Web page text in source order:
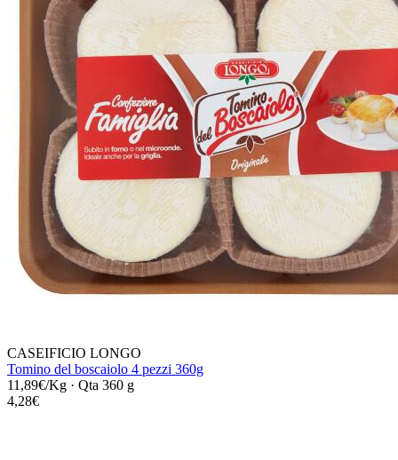
CASEIFICIO LONGO
Tomino del boscaiolo 4 pezzi 360g
11,89€/Kg · Qta 360 g
4,28€